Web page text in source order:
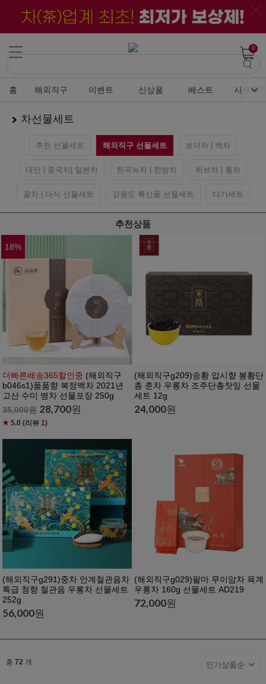
0
홈 해외직구 이벤트 신상품 베스트 사용후
차선물세트
추천 선물세트 해외직구 선물세트 보이차 | 백차
대만 | 중국차| 일본차 한국녹차 | 한방차 허브차 | 홍차
꿀차 | 다식 선물세트 강원도 특산품 선물세트 다기세트
추천상품
18%
더빠른배송365할인중 (해외직구
b046s1)품품향 복정백차 2021년
고산 수미 병차 선물포장 250g
35,000원 28,700원
★ 5.0 (리뷰 1)
(해외직구g209)송황 압시향 봉황단
총 춘차 우롱차 조주단총찻잎 선물
세트 12g
24,000원
(해외직구g291)중차 안계철관음차
특급 청향 철관음 우롱차 선물세트
252g
56,000원
(해외직구g029)팔마 무이암차 육계
우롱차 160g 선물세트 AD219
72,000원
총 72 개